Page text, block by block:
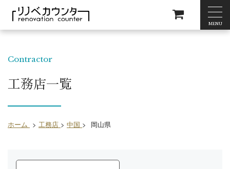
MENU
Contractor
工務店一覧
ホーム > 工務店 > 中国 > 岡山県